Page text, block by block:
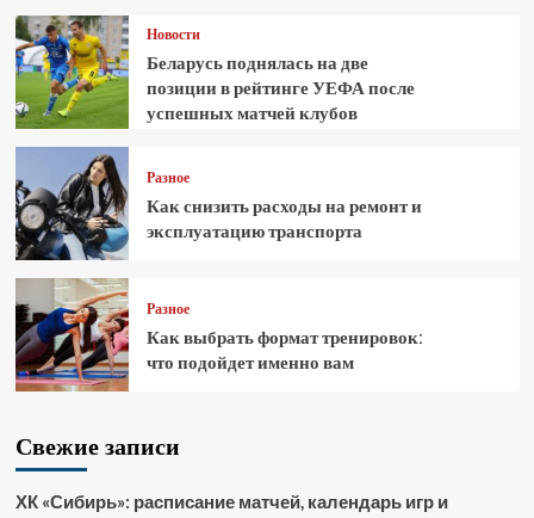
Новости
Беларусь поднялась на две
позиции в рейтинге УЕФА после
успешных матчей клубов
Разное
Как снизить расходы на ремонт и
эксплуатацию транспорта
Разное
Как выбрать формат тренировок:
что подойдет именно вам
Свежие записи
ХК «Сибирь»: расписание матчей, календарь игр и